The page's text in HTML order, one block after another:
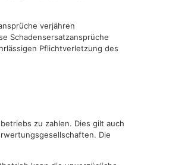
verjähren
Schadensersatzansprüche
Pflichtverletzung des
zu zahlen. Dies gilt auch
Die